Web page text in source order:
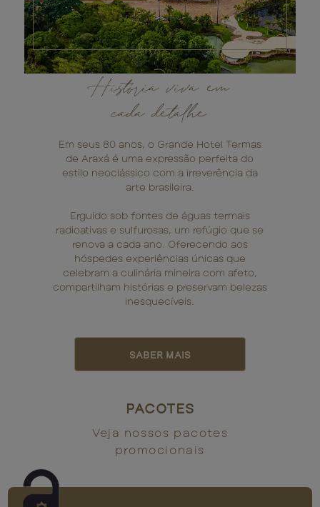
História viva em
cada detalhe
Em seus 80 anos, o Grande Hotel Termas
de Araxá é uma expressão perfeita do
estilo neoclássico com a irreverência da
arte brasileira.
Erguido sob fontes de águas termais
radioativas e sulfurosas, um refúgio que se
renova a cada ano. Oferecendo aos
hóspedes experiências únicas que
celebram a culinária mineira com afeto,
compartilham histórias e preservam belezas
inesquecíveis.
SABER MAIS
PACOTES
Veja nossos pacotes
promocionais